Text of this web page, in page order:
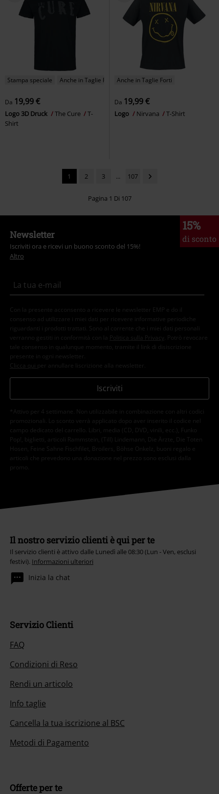
Stampa speciale Anche in Taglie Forti
Da 19,99 €
Logo 3D Druck The Cure
T-
Shirt
Anche in Taglie Forti
Da 19,99 €
Logo Nirvana T-Shirt
1 2 3 ... 107
Pagina 1 Di 107
15%
di sconto
Newsletter
Iscriviti ora e ricevi un buono sconto del 15%!
Altro
Con la presente acconsento a ricevere le newsletter EMP e do il
consenso ad utilizzare i miei dati per ricevere informative periodiche
riguardanti i prodotti trattati. Sono al corrente che i miei dati personali
verranno gestiti in conformità con la
Politica sulla Privacy
. Potrò revocare
tale consenso in qualunque momento, tramite il link di disiscrizione
presente in ogni newsletter.
Clicca qui per annullare liscrizione alla newsletter.
Iscriviti
*Attivo per 4 settimane. Non utilizzabile in combinazione con altri codici
promozionali. Lo sconto verrà applicato dopo aver inserito il codice nel
campo dedicato del carrello. Libri, media (CD, DVD, vinili, ecc.), Funko
Pop!, biglietti, articoli Rammstein, (Till) Lindemann, Die Ärzte, Die Toten
Hosen, Feine Sahne Fischfilet, Broilers, Böhse Onkelz, buoni regalo e
articoli che prevedono una donazione nel prezzo sono esclusi dalla
promo.
Il nostro servizio clienti è qui per te
Il servizio clienti è attivo dalle Lunedì alle 08:30 (Lun - Ven, esclusi
festivi). Informazioni ulteriori
Inizia la chat
Servizio Clienti
FAQ
Condizioni di Reso
Rendi un articolo
Info taglie
Cancella la tua iscrizione al BSC
Metodi di Pagamento
Offerte per te